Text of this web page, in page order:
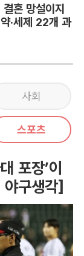
혼 망설이지
·세제 22개 과
사회
스포츠
포장’이
야구생각]